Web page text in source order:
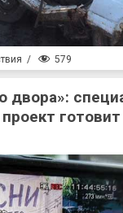
/ 579
двора»: